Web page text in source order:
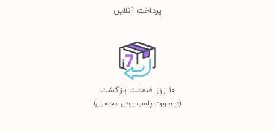
پرداخت آنلاین
١٠ روز ضمانت بازگشت
(در صورت پلمب بودن محصول)